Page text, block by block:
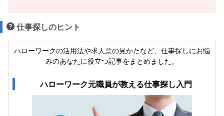
仕事探しのヒント
ハローワークの活用法や求人票の見かたなど、仕事探しにお悩
みのあなたに役立つ記事をまとめました。
ハローワーク元職員が教える仕事探し入門